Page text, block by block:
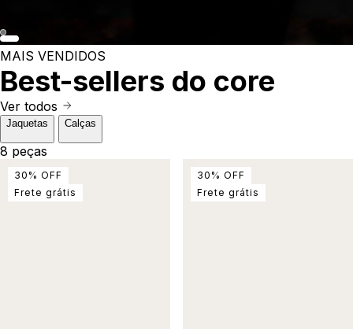
MAIS VENDIDOS
Best-sellers do core
Ver todos
Jaquetas Calças
8 peças
30 % OFF
Frete grátis
30 % OFF
Frete grátis